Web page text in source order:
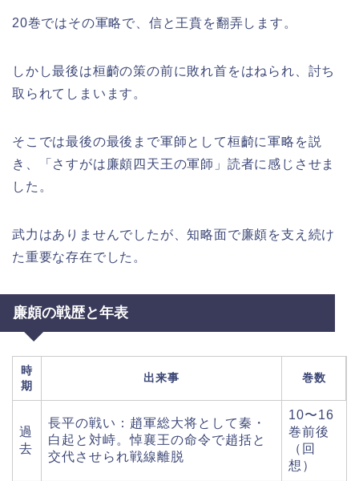
20巻ではその軍略で、信と王賁を翻弄します。
しかし最後は桓齮の策の前に敗れ首をはねられ、討ち
取られてしまいます。
そこでは最後の最後まで軍師として桓齮に軍略を説
き、「さすがは廉頗四天王の軍師」読者に感じさせま
した。
武力はありませんでしたが、知略面で廉頗を支え続け
た重要な存在でした。
廉頗の戦歴と年表
時
期
出来事 巻数
過
去
長平の戦い：趙軍総大将として秦・
白起と対峙。悼襄王の命令で趙括と
交代させられ戦線離脱
10〜16
巻前後
（回
想）